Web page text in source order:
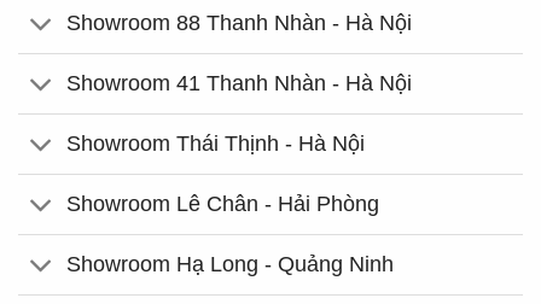
Showroom 88 Thanh Nhàn - Hà Nội
Showroom 41 Thanh Nhàn - Hà Nội
Showroom Thái Thịnh - Hà Nội
Showroom Lê Chân - Hải Phòng
Showroom Hạ Long - Quảng Ninh